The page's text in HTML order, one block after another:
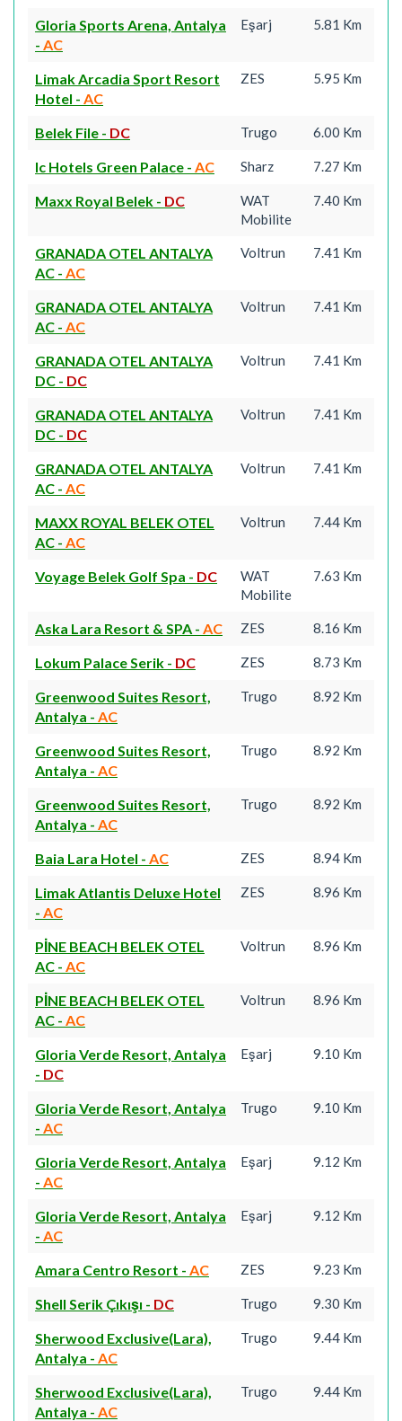
Gloria Sports Arena, Antalya
- AC
Eşarj 5.81 Km
Limak Arcadia Sport Resort
Hotel - AC
ZES 5.95 Km
Belek File - DC Trugo 6.00 Km
Ic Hotels Green Palace - AC Sharz 7.27 Km
Maxx Royal Belek - DC
WAT
Mobilite
7.40 Km
GRANADA OTEL ANTALYA
AC - AC
Voltrun 7.41 Km
GRANADA OTEL ANTALYA
AC - AC
Voltrun 7.41 Km
GRANADA OTEL ANTALYA
DC - DC
Voltrun 7.41 Km
GRANADA OTEL ANTALYA
DC - DC
Voltrun 7.41 Km
GRANADA OTEL ANTALYA
AC - AC
Voltrun 7.41 Km
MAXX ROYAL BELEK OTEL
AC - AC
Voltrun 7.44 Km
Voyage Belek Golf Spa - DC
WAT
Mobilite
7.63 Km
Aska Lara Resort & SPA - AC ZES 8.16 Km
Lokum Palace Serik - DC ZES 8.73 Km
Greenwood Suites Resort,
Antalya - AC
Trugo 8.92 Km
Greenwood Suites Resort,
Antalya - AC
Trugo 8.92 Km
Greenwood Suites Resort,
Antalya - AC
Trugo 8.92 Km
Baia Lara Hotel - AC ZES 8.94 Km
Limak Atlantis Deluxe Hotel
- AC
ZES 8.96 Km
PİNE BEACH BELEK OTEL
AC - AC
Voltrun 8.96 Km
PİNE BEACH BELEK OTEL
AC - AC
Voltrun 8.96 Km
Gloria Verde Resort, Antalya
- DC
Eşarj 9.10 Km
Gloria Verde Resort, Antalya
- AC
Trugo 9.10 Km
Gloria Verde Resort, Antalya
- AC
Eşarj 9.12 Km
Gloria Verde Resort, Antalya
- AC
Eşarj 9.12 Km
Amara Centro Resort - AC ZES 9.23 Km
Shell Serik Çıkışı - DC Trugo 9.30 Km
Sherwood Exclusive(Lara),
Antalya - AC
Trugo 9.44 Km
Sherwood Exclusive(Lara),
Antalya - AC
Trugo 9.44 Km